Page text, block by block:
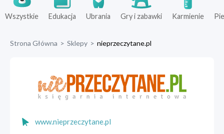
Sklepy
Wszystkie Edukacja Ubrania Gry i zabawki Karmienie
Strona Główna > Sklepy > nieprzeczytane.pl
www.nieprzeczytane.pl